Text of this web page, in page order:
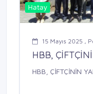
Hatay
15 Mayıs 2025 ,
HBB,
HBB, ÇİFTÇİNİN